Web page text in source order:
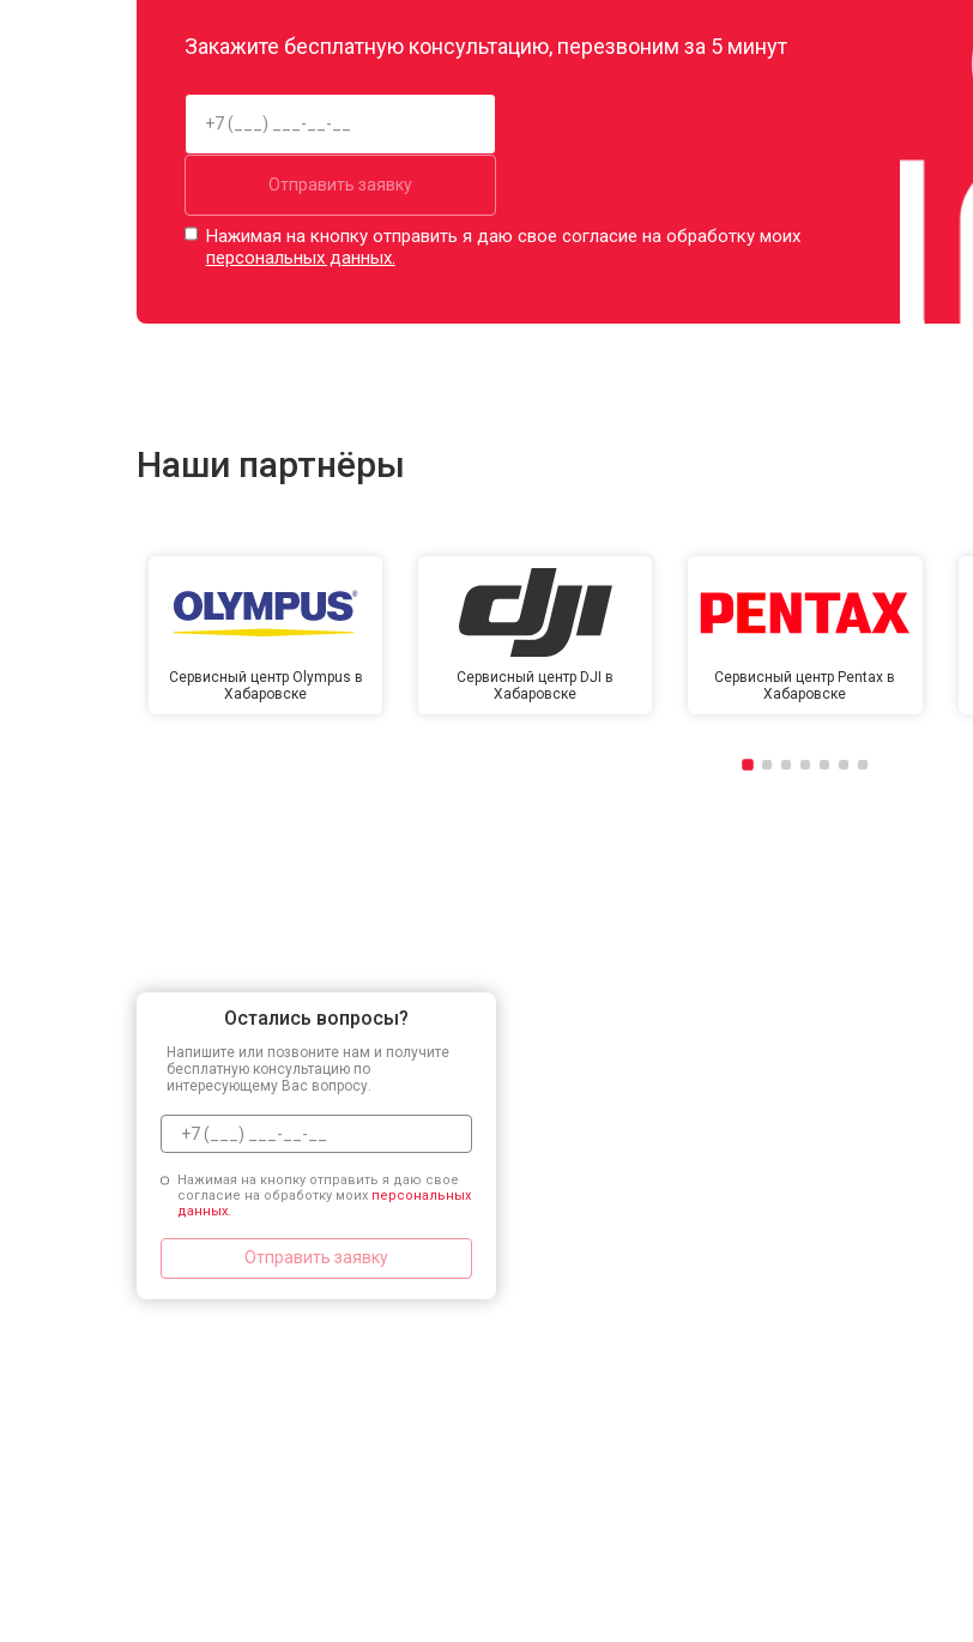
Закажите бесплатную консультацию, перезвоним за 5 минут
Отправить заявку
Нажимая на кнопку отправить я даю свое согласие на обработку моих
персональных данных.
Наши партнёры
Сервисный центр Olympus в
Хабаровске
Сервисный центр DJI в
Хабаровске
Сервисный центр Pentax в
Хабаровске
Остались вопросы?
Напишите или позвоните нам и получите
бесплатную консультацию по
интересующему Вас вопросу.
Нажимая на кнопку отправить я даю свое
согласие на обработку моих персональных
данных.
Отправить заявку